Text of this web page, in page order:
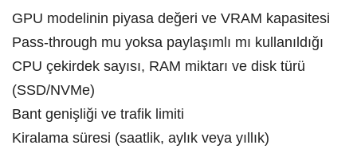
GPU modelinin piyasa değeri ve VRAM kapasitesi
Pass-through mu yoksa paylaşımlı mı kullanıldığı
CPU çekirdek sayısı, RAM miktarı ve disk türü
(SSD/NVMe)
Bant genişliği ve trafik limiti
Kiralama süresi (saatlik, aylık veya yıllık)